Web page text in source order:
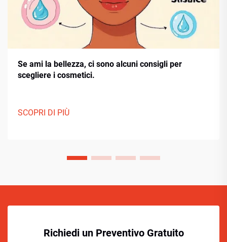
Se ami la bellezza, ci sono alcuni consigli per
scegliere i cosmetici.
SCOPRI DI PIÙ
Richiedi un Preventivo Gratuito